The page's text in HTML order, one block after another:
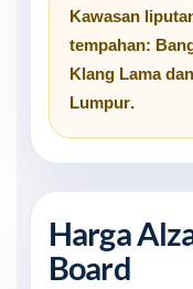
Kawasan
tempahan:
Klang Lama
Lumpur.
Harga
Board